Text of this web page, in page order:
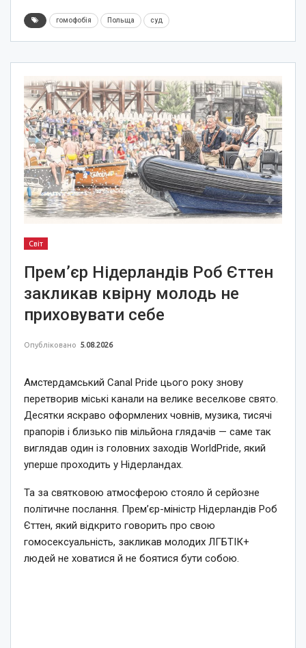
гомофобія Польща суд
Світ
Прем’єр Нідерландів Роб Єттен
закликав квірну молодь не
приховувати себе
Опубліковано 5.08.2026
Амстердамський Canal Pride цього року знову
перетворив міські канали на велике веселкове свято.
Десятки яскраво оформлених човнів, музика, тисячі
прапорів і близько пів мільйона глядачів — саме так
виглядав один із головних заходів WorldPride, який
уперше проходить у Нідерландах.
Та за святковою атмосферою стояло й серйозне
політичне послання. Прем’єр-міністр Нідерландів Роб
Єттен, який відкрито говорить про свою
гомосексуальність, закликав молодих ЛГБТІК+
людей не ховатися й не боятися бути собою.